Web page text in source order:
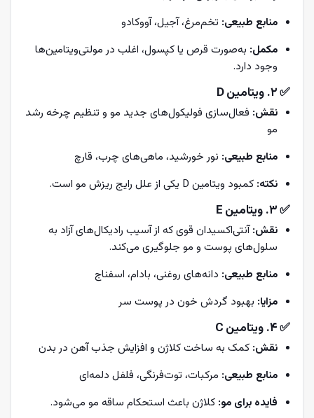
منابع طبیعی: تخم‌مرغ، آجیل، آووکادو
مکمل: به‌صورت قرص یا کپسول، اغلب در مولتی‌ویتامین‌ها
وجود دارد.
✅ ۲. ویتامین D
نقش: فعال‌سازی فولیکول‌های جدید مو و تنظیم چرخه رشد
مو
منابع طبیعی: نور خورشید، ماهی‌های چرب، قارچ
نکته: کمبود ویتامین D یکی از علل رایج ریزش مو است.
✅ ۳. ویتامین E
نقش:آنتی‌اکسیدان قوی که از آسیب رادیکال‌های آزاد به
سلول‌های پوست و مو جلوگیری می‌کند.
منابع طبیعی: دانه‌های روغنی، بادام، اسفناج
مزایا: بهبود گردش خون در پوست سر
✅ ۴. ویتامین C
نقش: کمک به ساخت کلاژن و افزایش جذب آهن در بدن
منابع طبیعی: مرکبات، توت‌فرنگی، فلفل دلمه‌ای
فایده برای مو: کلاژن باعث استحکام ساقه مو می‌شود.